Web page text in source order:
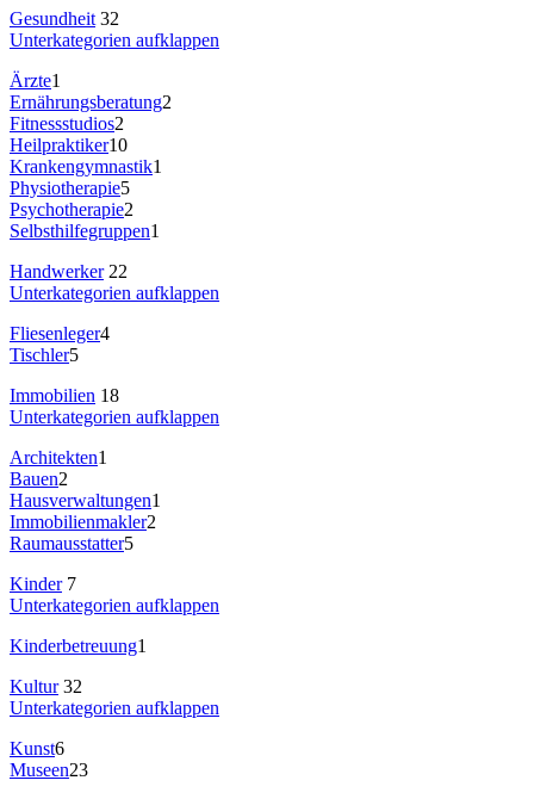
Gesundheit 32
Unterkategorien aufklappen
Ärzte1
Ernährungsberatung2
Fitnessstudios2
Heilpraktiker10
Krankengymnastik1
Physiotherapie5
Psychotherapie2
Selbsthilfegruppen1
Handwerker22
Unterkategorien aufklappen
Fliesenleger4
Tischler5
Immobilien 18
Unterkategorien aufklappen
Architekten1
Bauen2
Hausverwaltungen1
Immobilienmakler2
Raumausstatter5
Kinder7
Unterkategorien aufklappen
Kinderbetreuung1
Kultur32
Unterkategorien aufklappen
Kunst6
Museen23